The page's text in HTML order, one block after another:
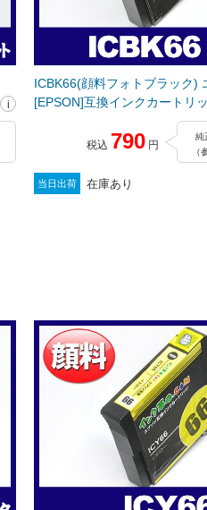
ICBK66(顔料フォトブラック)
[EPSON]互換インクカートリ
税込 790 円
純
（
当日出荷 在庫あり